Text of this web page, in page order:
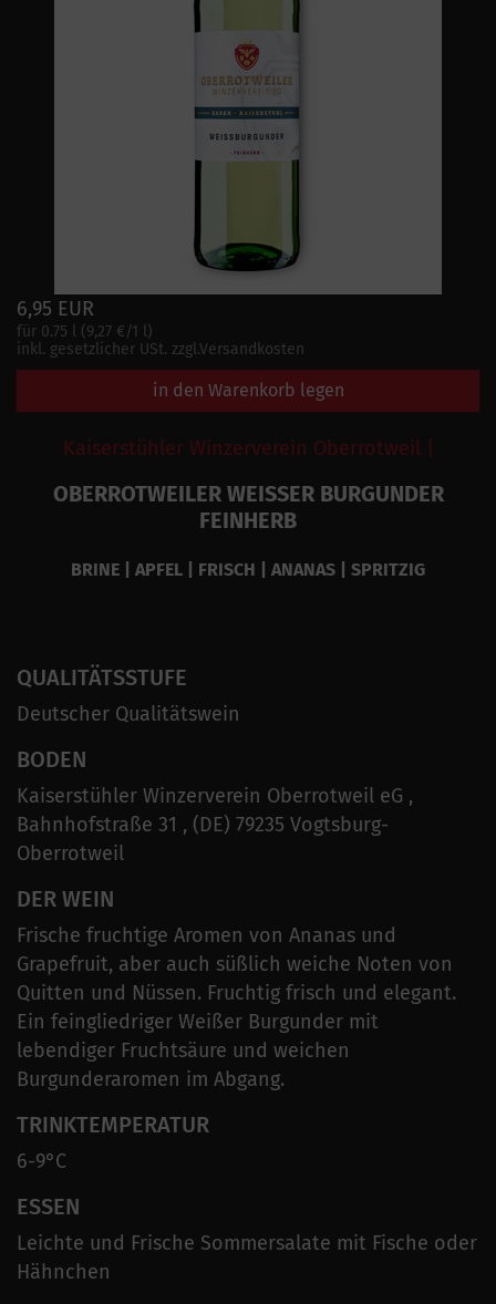
6,95 EUR
für 0.75 l (9,27 €/1 l)
inkl. gesetzlicher USt. zzgl.Versandkosten
in den Warenkorb legen
Kaiserstühler Winzerverein Oberrotweil |
OBERROTWEILER WEISSER BURGUNDER
FEINHERB
BRINE | APFEL | FRISCH | ANANAS | SPRITZIG
QUALITÄTSSTUFE
Deutscher Qualitätswein
BODEN
Kaiserstühler Winzerverein Oberrotweil eG ,
Bahnhofstraße 31 , (DE) 79235 Vogtsburg-
Oberrotweil
DER WEIN
Frische fruchtige Aromen von Ananas und
Grapefruit, aber auch süßlich weiche Noten von
Quitten und Nüssen. Fruchtig frisch und elegant.
Ein feingliedriger Weißer Burgunder mit
lebendiger Fruchtsäure und weichen
Burgunderaromen im Abgang.
TRINKTEMPERATUR
6-9°C
ESSEN
Leichte und Frische Sommersalate mit Fische oder
Hähnchen